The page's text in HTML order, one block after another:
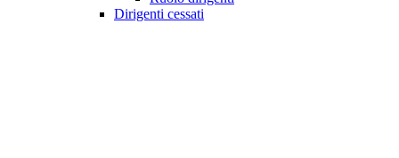
Dirigenti cessati